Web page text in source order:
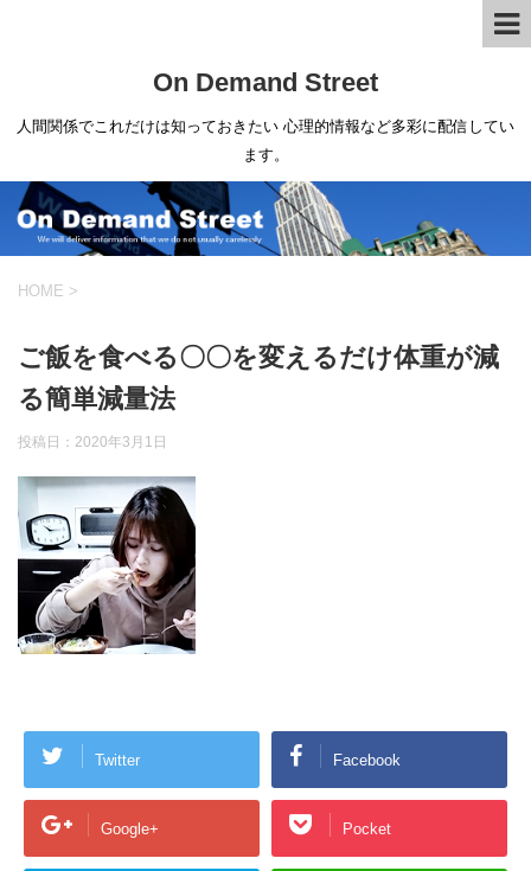
On Demand Street
人間関係でこれだけは知っておきたい 心理的情報など多彩に配信してい
ます。
HOME >
ご飯を食べる〇〇を変えるだけ体重が減
る簡単減量法
投稿日： 2020年3月1日
Twitter Facebook
Google+ Pocket